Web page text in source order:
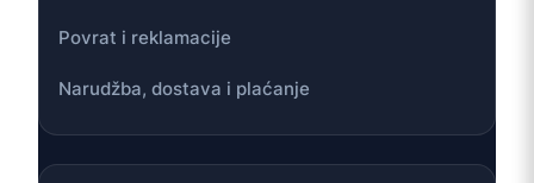
Povrat i reklamacije
Narudžba, dostava i plaćanje